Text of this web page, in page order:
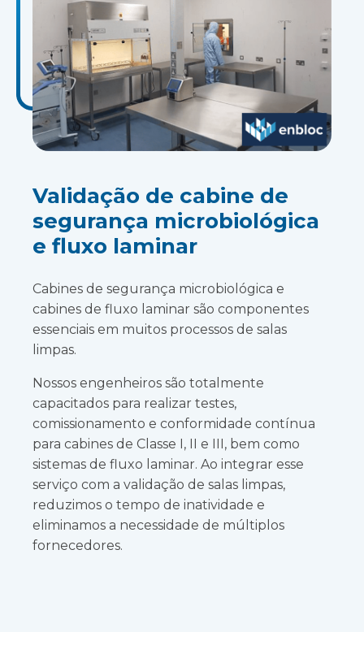
Validação de cabine de
segurança microbiológica
e fluxo laminar
Cabines de segurança microbiológica e
cabines de fluxo laminar são componentes
essenciais em muitos processos de salas
limpas.
Nossos engenheiros são totalmente
capacitados para realizar testes,
comissionamento e conformidade contínua
para cabines de Classe I, II e III, bem como
sistemas de fluxo laminar. Ao integrar esse
serviço com a validação de salas limpas,
reduzimos o tempo de inatividade e
eliminamos a necessidade de múltiplos
fornecedores.